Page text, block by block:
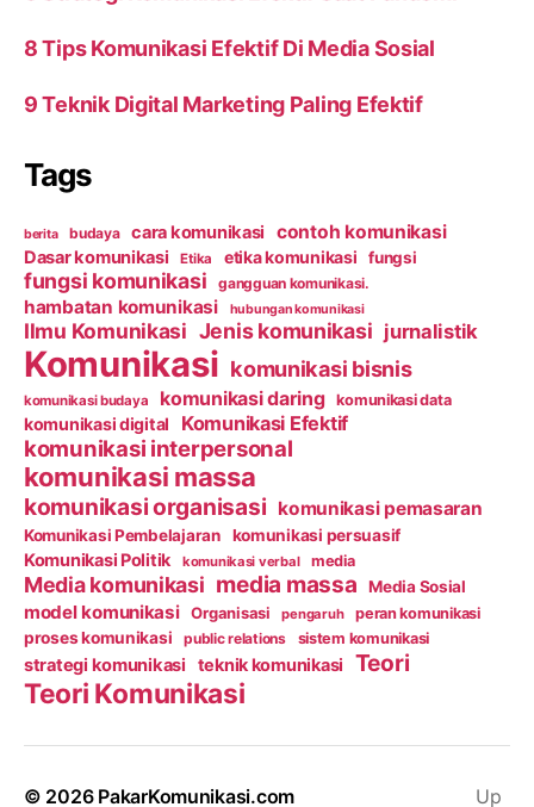
8 Tips Komunikasi Efektif Di Media Sosial
9 Teknik Digital Marketing Paling Efektif
Tags
berita budaya cara komunikasi contoh komunikasi
Dasar komunikasi Etika etika komunikasi fungsi
fungsi komunikasi gangguan komunikasi.
hambatan komunikasi hubungan komunikasi
Ilmu Komunikasi Jenis komunikasi jurnalistik
Komunikasi komunikasi bisnis
komunikasi budaya komunikasi daring komunikasi data
komunikasi digital Komunikasi Efektif
komunikasi interpersonal
komunikasi massa
komunikasi organisasi komunikasi pemasaran
Komunikasi Pembelajaran komunikasi persuasif
Komunikasi Politik komunikasi verbal media
Media komunikasi media massa Media Sosial
model komunikasi Organisasi pengaruh peran komunikasi
proses komunikasi public relations sistem komunikasi
strategi komunikasi teknik komunikasi Teori
Teori Komunikasi
© 2026 PakarKomunikasi.com Up